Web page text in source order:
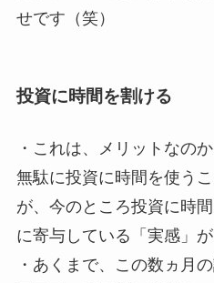
せです（笑）
投資に時間を割ける
・これは、メリットなの
無駄に投資に時間を使う
が、今のところ投資に時
に寄与している「実感」が
・あくまで、この数ヵ月